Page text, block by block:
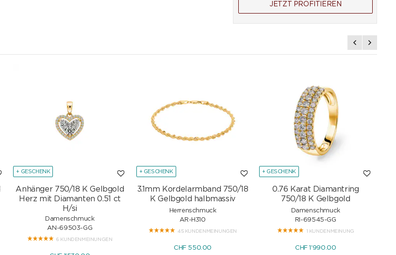
JETZT PROFITIEREN
+ GESCHENK
Anhänger 750/18 K Gelbgold
Herz mit Diamanten 0.51 ct
H/si
Damenschmuck
AN-69503-GG
6 KUNDENMEINUNGEN
+ GESCHENK
3.1mm Kordelarmband 750/18
K Gelbgold halbmassiv
Herrenschmuck
AR-H310
45 KUNDENMEINUNGEN
CHF 550.00
+ GESCHENK
0.76 Karat Diamantring
750/18 K Gelbgold
Damenschmuck
RI-69545-GG
1 KUNDENMEINUNG
CHF 1'990.00